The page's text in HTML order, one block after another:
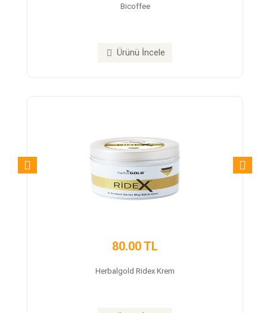
Trex Detox Tea
Ürünü İncele
350.00 TL
Trex Cap Takviye Edici Gıda